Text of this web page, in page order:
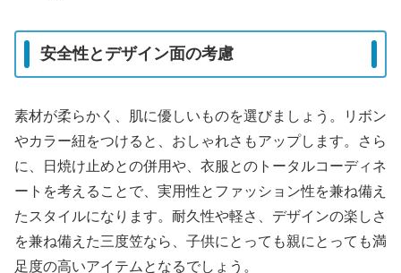
安全性とデザイン面の考慮
素材が柔らかく、肌に優しいものを選びましょう。リボン
やカラー紐をつけると、おしゃれさもアップします。さら
に、日焼け止めとの併用や、衣服とのトータルコーディネ
ートを考えることで、実用性とファッション性を兼ね備え
たスタイルになります。耐久性や軽さ、デザインの楽しさ
を兼ね備えた三度笠なら、子供にとっても親にとっても満
足度の高いアイテムとなるでしょう。